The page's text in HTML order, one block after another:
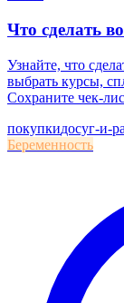
Что сделать
Узнайте, что
выбрать курсы,
Сохраните чек-
покупкидосуг-и-
Беременность